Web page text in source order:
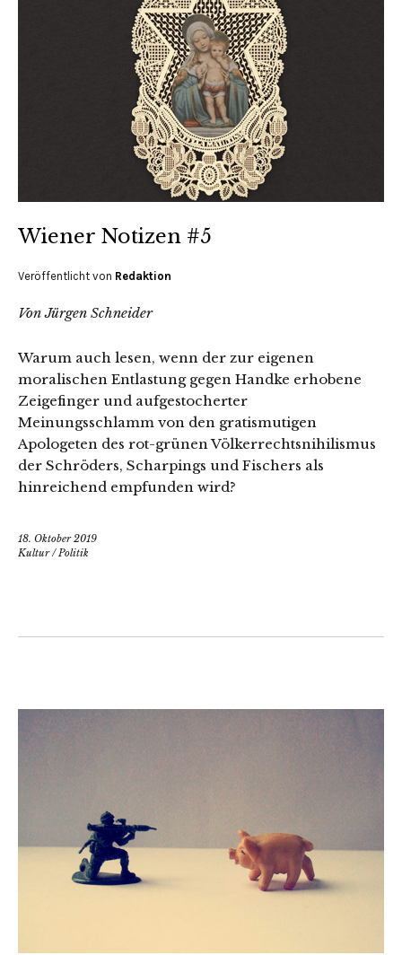
Wiener Notizen #5
Veröffentlicht von Redaktion
Von Jürgen Schneider
Warum auch lesen, wenn der zur eigenen
moralischen Entlastung gegen Handke erhobene
Zeigefinger und aufgestocherter
Meinungsschlamm von den gratismutigen
Apologeten des rot-grünen Völkerrechtsnihilismus
der Schröders, Scharpings und Fischers als
hinreichend empfunden wird?
18. Oktober 2019
Kultur/Politik